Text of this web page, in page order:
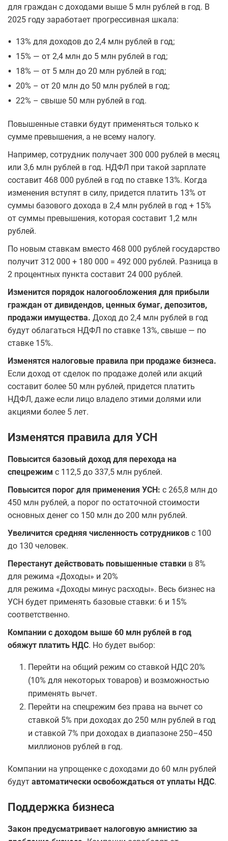
для граждан с доходами выше 5 млн рублей в год. В
2025 году заработает прогрессивная шкала:
• 13% для доходов до 2,4 млн рублей в год;
• 15% — от 2,4 млн до 5 млн рублей в год;
• 18% — от 5 млн до 20 млн рублей в год;
• 20% – от 20 млн до 50 млн рублей в год;
• 22% – свыше 50 млн рублей в год.
Повышенные ставки будут применяться только к
сумме превышения, а не всему налогу.
Например, сотрудник получает 300 000 рублей в месяц
или 3,6 млн рублей в год. НДФЛ при такой зарплате
составит 468 000 рублей в год по ставке 13%. Когда
изменения вступят в силу, придется платить 13% от
суммы базового дохода в 2,4 млн рублей в год + 15%
от суммы превышения, которая составит 1,2 млн
рублей.
По новым ставкам вместо 468 000 рублей государство
получит 312 000 + 180 000 = 492 000 рублей. Разница в
2 процентных пункта составит 24 000 рублей.
Изменится порядок налогообложения для прибыли
граждан от дивидендов, ценных бумаг, депозитов,
продажи имущества. Доход до 2,4 млн рублей в год
будут облагаться НДФЛ по ставке 13%, свыше — по
ставке 15%.
Изменятся налоговые правила при продаже бизнеса.
Если доход от сделок по продаже долей или акций
составит более 50 млн рублей, придется платить
НДФЛ, даже если лицо владело этими долями или
акциями более 5 лет.
Изменятся правила для УСН
Повысится базовый доход для перехода на
спецрежим с 112,5 до 337,5 млн рублей.
Повысится порог для применения УСН: с 265,8 млн до
450 млн рублей, а порог по остаточной стоимости
основных денег со 150 млн до 200 млн рублей.
Увеличится средняя численность сотрудников с 100
до 130 человек.
Перестанут действовать повышенные ставки в 8%
для режима «Доходы» и 20%
для режима «Доходы минус расходы». Весь бизнес на
УСН будет применять базовые ставки: 6 и 15%
соответственно.
Компании с доходом выше 60 млн рублей в год
обяжут платить НДС. Но будет выбор:
Перейти на общий режим со ставкой НДС 20%
(10% для некоторых товаров) и возможностью
применять вычет.
Перейти на спецрежим без права на вычет со
ставкой 5% при доходах до 250 млн рублей в год
и ставкой 7% при доходах в диапазоне 250–450
миллионов рублей в год.
Компании на упрощенке с доходами до 60 млн рублей
будут автоматически освобождаться от уплаты НДС.
Поддержка бизнеса
Закон предусматривает налоговую амнистию за